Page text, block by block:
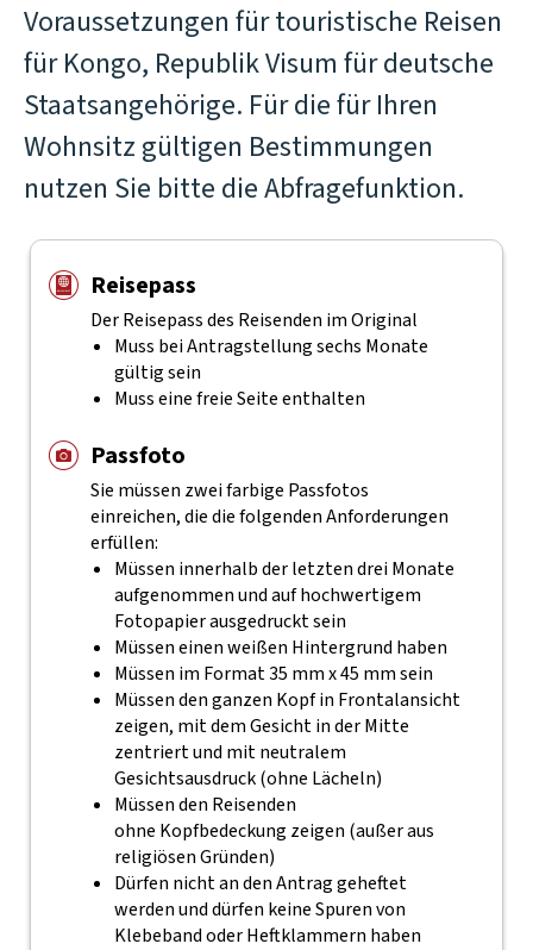
Voraussetzungen für touristische Reisen
für Kongo, Republik Visum für deutsche
Staatsangehörige. Für die für Ihren
Wohnsitz gültigen Bestimmungen
nutzen Sie bitte die Abfragefunktion.
Reisepass
Der Reisepass des Reisenden im Original
Muss bei Antragstellung sechs Monate
gültig sein
Muss eine freie Seite enthalten
Passfoto
Sie müssen zwei farbige Passfotos
einreichen, die die folgenden Anforderungen
erfüllen:
Müssen innerhalb der letzten drei Monate
aufgenommen und auf hochwertigem
Fotopapier ausgedruckt sein
Müssen einen weißen Hintergrund haben
Müssen im Format 35 mm x 45 mm sein
Müssen den ganzen Kopf in Frontalansicht
zeigen, mit dem Gesicht in der Mitte
zentriert und mit neutralem
Gesichtsausdruck (ohne Lächeln)
Müssen den Reisenden
ohne Kopfbedeckung zeigen (außer aus
religiösen Gründen)
Dürfen nicht an den Antrag geheftet
werden und dürfen keine Spuren von
Klebeband oder Heftklammern haben